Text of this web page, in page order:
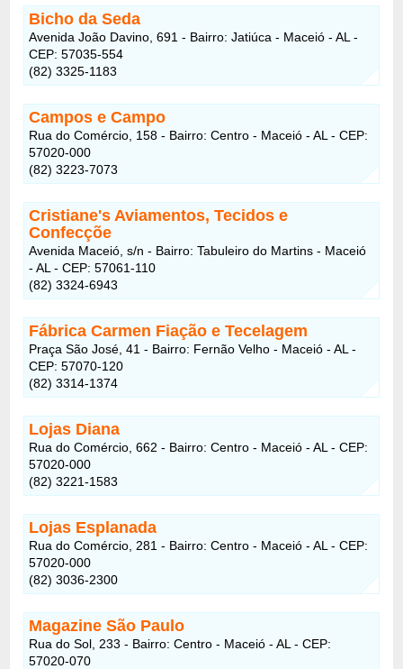
Bicho da Seda
Avenida João Davino, 691 - Bairro: Jatiúca - Maceió - AL -
CEP: 57035-554
(82) 3325-1183
Campos e Campo
Rua do Comércio, 158 - Bairro: Centro - Maceió - AL - CEP:
57020-000
(82) 3223-7073
Cristiane's Aviamentos, Tecidos e
Confecçõe
Avenida Maceió, s/n - Bairro: Tabuleiro do Martins - Maceió
- AL - CEP: 57061-110
(82) 3324-6943
Fábrica Carmen Fiação e Tecelagem
Praça São José, 41 - Bairro: Fernão Velho - Maceió - AL -
CEP: 57070-120
(82) 3314-1374
Lojas Diana
Rua do Comércio, 662 - Bairro: Centro - Maceió - AL - CEP:
57020-000
(82) 3221-1583
Lojas Esplanada
Rua do Comércio, 281 - Bairro: Centro - Maceió - AL - CEP:
57020-000
(82) 3036-2300
Magazine São Paulo
Rua do Sol, 233 - Bairro: Centro - Maceió - AL - CEP:
57020-070